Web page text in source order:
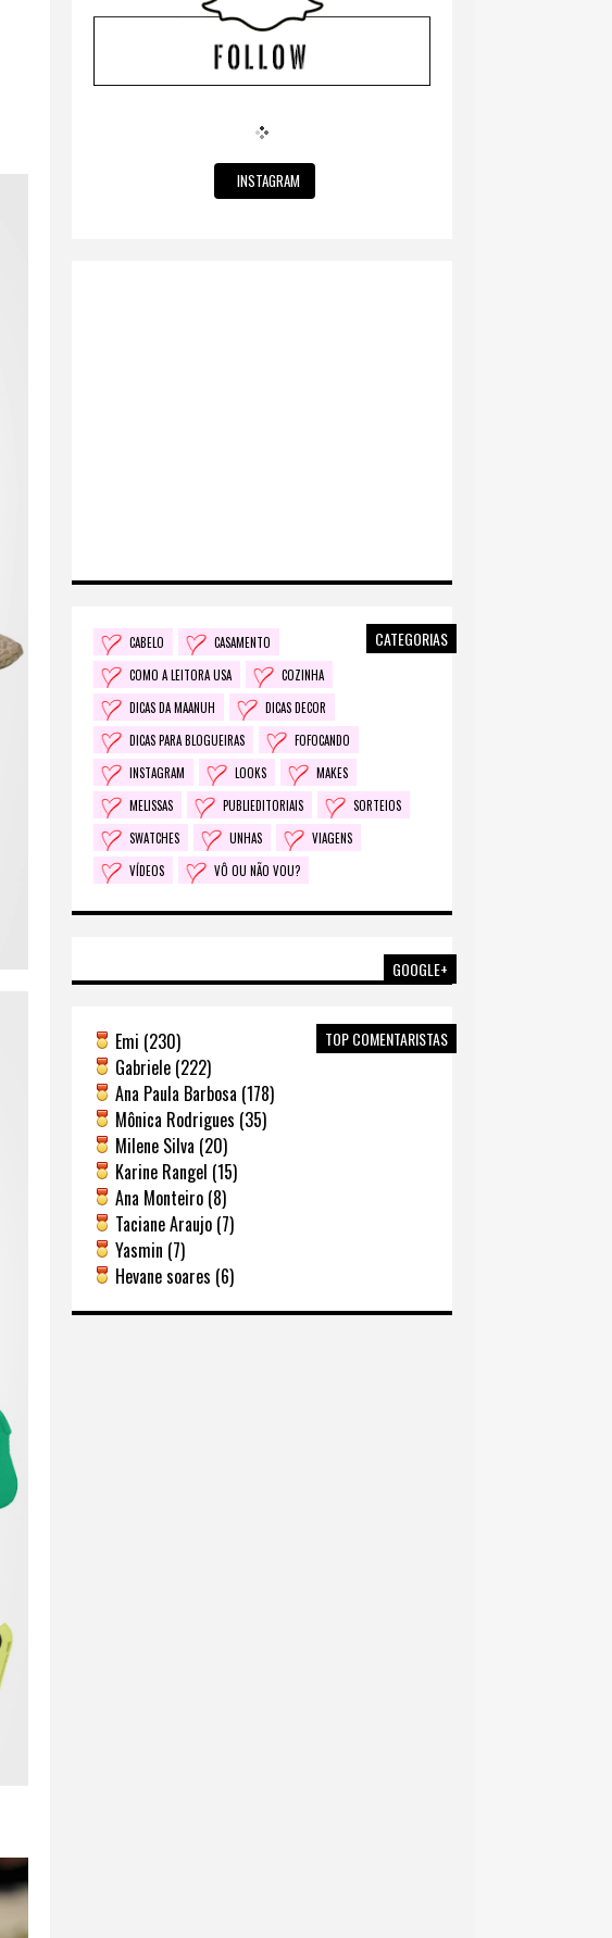
INSTAGRAM
CATEGORIAS
CABELO
CASAMENTO
COMO A LEITORA USA
COZINHA
DICAS DA MAANUH
DICAS DECOR
DICAS PARA BLOGUEIRAS
FOFOCANDO
INSTAGRAM
LOOKS
MAKES
MELISSAS
PUBLIEDITORIAIS
SORTEIOS
SWATCHES
UNHAS
VIAGENS
VÍDEOS
VÔ OU NÃO VOU?
GOOGLE+
TOP COMENTARISTAS
Emi (230)
Gabriele (222)
Ana Paula Barbosa (178)
Mônica Rodrigues (35)
Milene Silva (20)
Karine Rangel (15)
Ana Monteiro (8)
Taciane Araujo (7)
Yasmin (7)
Hevane soares (6)